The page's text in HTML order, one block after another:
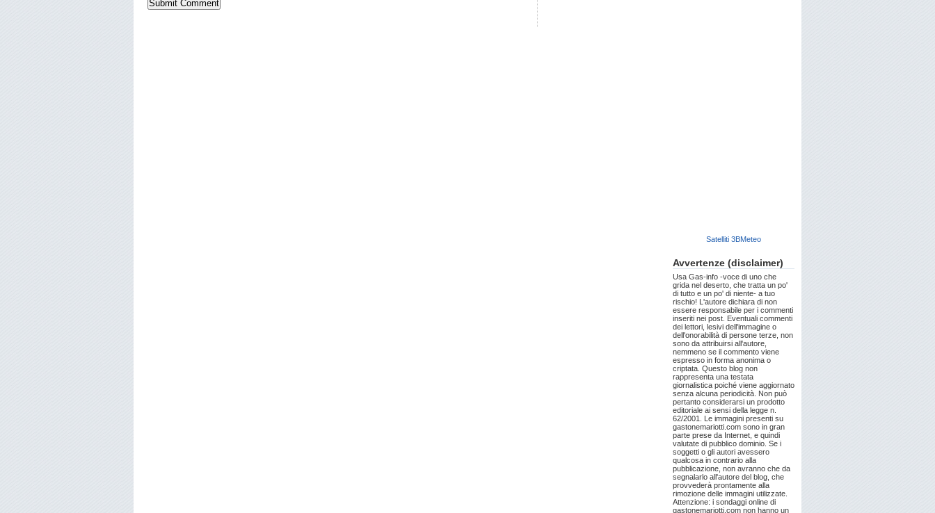
Satelliti 3BMeteo
Avvertenze (disclaimer)
Usa Gas-info -voce di uno che
grida nel deserto, che tratta un po'
di tutto e un po' di niente- a tuo
rischio! L'autore dichiara di non
essere responsabile per i commenti
inseriti nei post. Eventuali commenti
dei lettori, lesivi dell'immagine o
dell'onorabilità di persone terze, non
sono da attribuirsi all'autore,
nemmeno se il commento viene
espresso in forma anonima o
criptata. Questo blog non
rappresenta una testata
giornalistica poiché viene aggiornato
senza alcuna periodicità. Non può
pertanto considerarsi un prodotto
editoriale ai sensi della legge n.
62/2001. Le immagini presenti su
gastonemariotti.com sono in gran
parte prese da Internet, e quindi
valutate di pubblico dominio. Se i
soggetti o gli autori avessero
qualcosa in contrario alla
pubblicazione, non avranno che da
segnalarlo all'autore del blog, che
provvederà prontamente alla
rimozione delle immagini utilizzate.
Attenzione: i sondaggi online di
gastonemariotti.com non hanno un